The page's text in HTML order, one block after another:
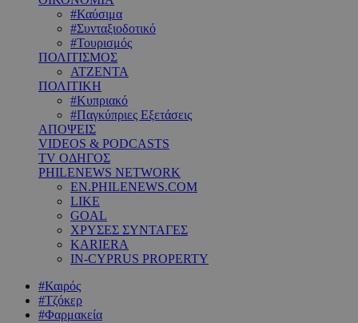
#Καύσιμα
#Συνταξιοδοτικό
#Τουρισμός
ΠΟΛΙΤΙΣΜΟΣ
ΑΤΖΕΝΤΑ
ΠΟΛΙΤΙΚΗ
#Κυπριακό
#Παγκύπριες Εξετάσεις
ΑΠΟΨΕΙΣ
VIDEOS & PODCASTS
TV ΟΔΗΓΟΣ
PHILENEWS NETWORK
EN.PHILENEWS.COM
LIKE
GOAL
ΧΡΥΣΕΣ ΣΥΝΤΑΓΕΣ
KARIERA
IN-CYPRUS PROPERTY
#Καιρός
#Τζόκερ
#Φαρμακεία